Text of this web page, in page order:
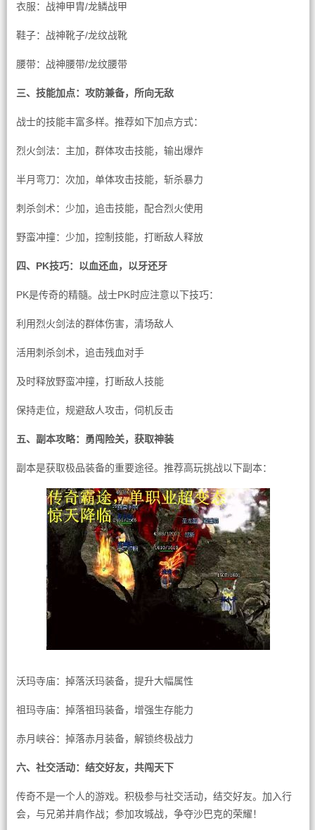
衣服：战神甲胄/龙鳞战甲
鞋子：战神靴子/龙纹战靴
腰带：战神腰带/龙纹腰带
三、技能加点：攻防兼备，所向无敌
战士的技能丰富多样。推荐如下加点方式：
烈火剑法：主加，群体攻击技能，输出爆炸
半月弯刀：次加，单体攻击技能，斩杀暴力
刺杀剑术：少加，追击技能，配合烈火使用
野蛮冲撞：少加，控制技能，打断敌人释放
四、PK技巧：以血还血，以牙还牙
PK是传奇的精髓。战士PK时应注意以下技巧：
利用烈火剑法的群体伤害，清场敌人
活用刺杀剑术，追击残血对手
及时释放野蛮冲撞，打断敌人技能
保持走位，规避敌人攻击，伺机反击
五、副本攻略：勇闯险关，获取神装
副本是获取极品装备的重要途径。推荐高玩挑战以下副本：
沃玛寺庙：掉落沃玛装备，提升大幅属性
祖玛寺庙：掉落祖玛装备，增强生存能力
赤月峡谷：掉落赤月装备，解锁终极战力
六、社交活动：结交好友，共闯天下
传奇不是一个人的游戏。积极参与社交活动，结交好友。加入行
会，与兄弟并肩作战；参加攻城战，争夺沙巴克的荣耀！